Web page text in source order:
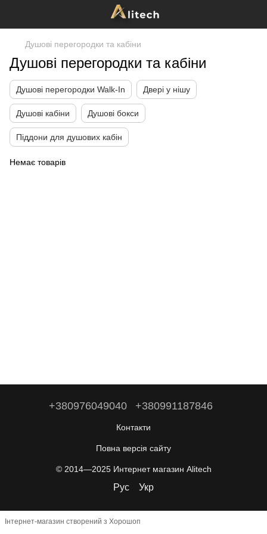
Душові перегородки та кабіни
Душові перегородки та кабіни
Душові перегородки Walk-In Двері у нішу
Душові кабіни Душові бокси
Піддони для душових кабін
Немає товарів
+380976049040 +380991187846
Контакти
Повна версія сайту
© 2014—2025 Интернет магазин Alitech
Рус Укр
Інтернет-магазин створений з Хорошоп